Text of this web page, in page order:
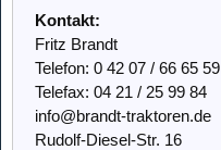
Kontakt:
Fritz Brandt
Telefon: 0 42 07 / 66 65 59
Telefax: 04 21 / 25 99 84
info@brandt-traktoren.de
Rudolf-Diesel-Str. 16